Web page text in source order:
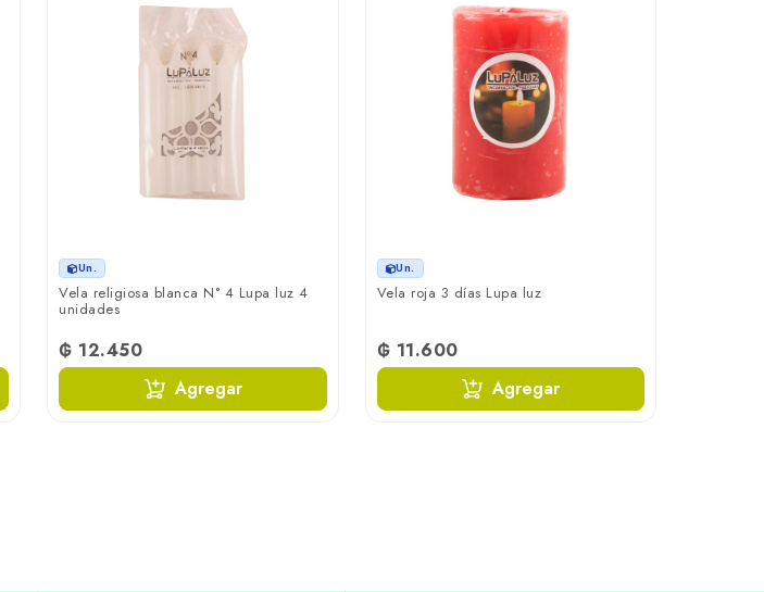
Un.
Vela religiosa blanca N° 4 Lupa luz 4
unidades
₲ 12.450
Agregar
Un.
Vela roja 3 días Lupa luz
₲ 11.600
Agregar